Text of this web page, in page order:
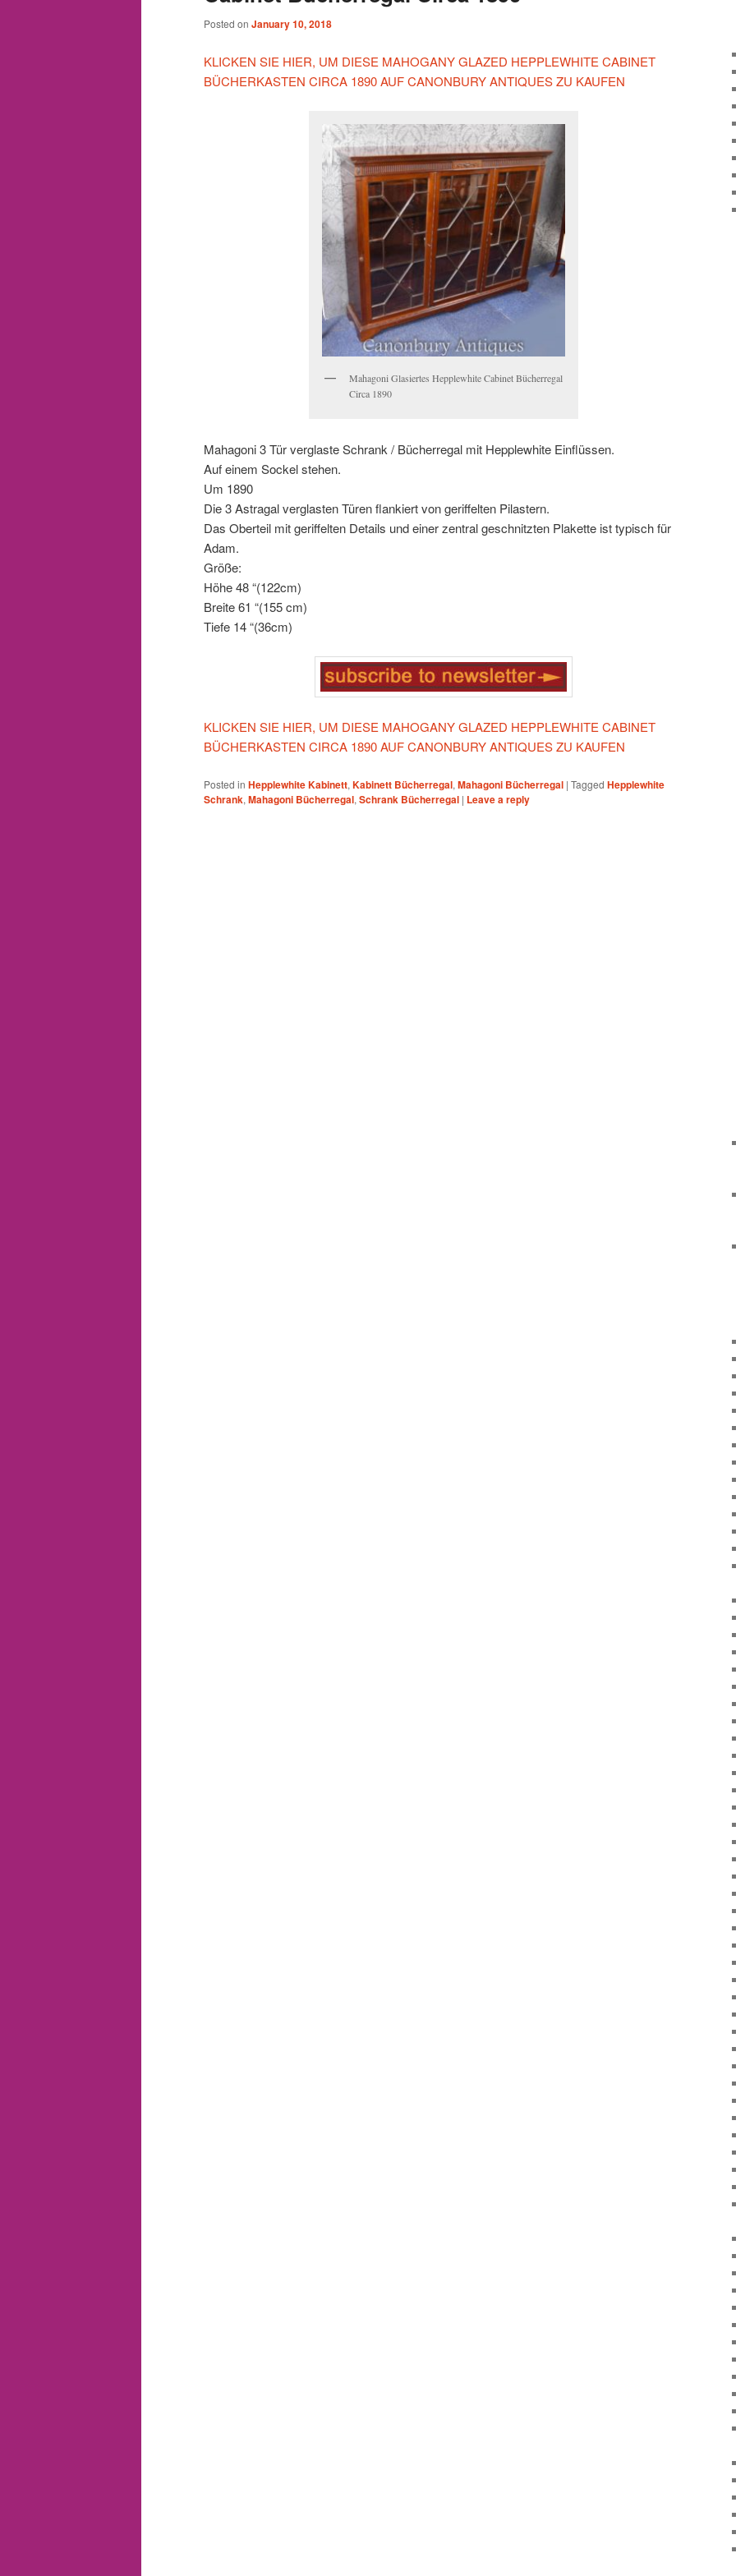
Posted on January 10, 2018
KLICKEN SIE HIER, UM DIESE MAHOGANY GLAZED HEPPLEWHITE CABINET
BÜCHERKASTEN CIRCA 1890 AUF CANONBURY ANTIQUES ZU KAUFEN
Mahagoni Glasiertes Hepplewhite Cabinet Bücherregal
Circa 1890
Mahagoni 3 Tür verglaste Schrank / Bücherregal mit Hepplewhite Einflüssen.
Auf einem Sockel stehen.
Um 1890
Die 3 Astragal verglasten Türen flankiert von geriffelten Pilastern.
Das Oberteil mit geriffelten Details und einer zentral geschnitzten Plakette ist typisch für
Adam.
Größe:
Höhe 48 “(122cm)
Breite 61 “(155 cm)
Tiefe 14 “(36cm)
KLICKEN SIE HIER, UM DIESE MAHOGANY GLAZED HEPPLEWHITE CABINET
BÜCHERKASTEN CIRCA 1890 AUF CANONBURY ANTIQUES ZU KAUFEN
Posted in Hepplewhite Kabinett, Kabinett Bücherregal, Mahagoni Bücherregal | Tagged Hepplewhite
Schrank, Mahagoni Bücherregal, Schrank Bücherregal | Leave a reply